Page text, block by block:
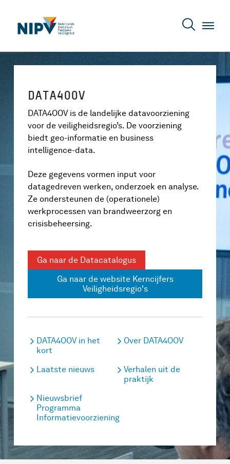
DATA4OOV
DATA4OOV is de landelijke datavoorziening
voor de veiligheidsregio’s. De voorziening
biedt geo-informatie en business
intelligence-data.
Deze gegevens vormen input voor
datagedreven werken, onderzoek en analyse.
Ze ondersteunen de (operationele)
werkprocessen van brandweerzorg en
crisisbeheersing.
Ga naar de Datacatalogus
Ga naar de website Kerncijfers
Veiligheidsregio's
DATA4OOV in het
kort
Over DATA4OOV
Laatste nieuws
Verhalen uit de
praktijk
Nieuwsbrief
Programma
Informatievoorziening